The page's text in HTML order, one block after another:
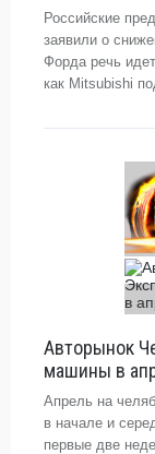
Российские
заявили о
Форда речь
как Mitsubishi
Авторынок
машины в
Апрель на
в начале и
первые две